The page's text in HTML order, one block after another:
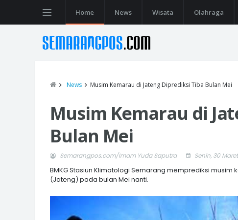
Home News Wisata Olahraga
News Musim Kemarau di Jateng Diprediksi Tiba Bulan Mei
Musim Kemarau di
Bulan Mei
Semarangpos.com/Imam Yuda Saputra Senin, 30
BMKG Stasiun Klimatologi Semarang memprediksi
(Jateng) pada bulan Mei nanti.